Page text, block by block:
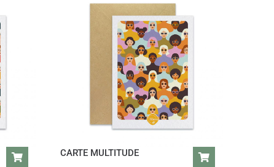
CARTE MULTITUDE